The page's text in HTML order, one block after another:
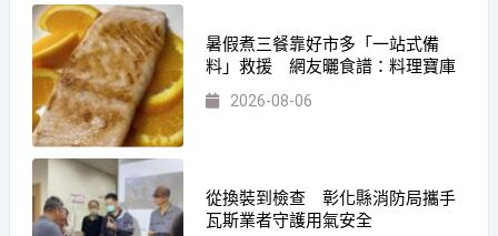
暑假煮三餐靠好市多「一站式備
料」救援 網友曬食譜：料理寶庫
2026-08-06
從換裝到檢查 彰化縣消防局攜手
瓦斯業者守護用氣安全